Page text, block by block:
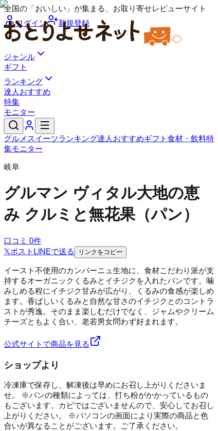
全国の「おいしい」が集まる、お取り寄せレビューサイト
ログイン
新規登録
ジャンル
ギフト
ランキング
達人おすすめ
特集
モニター
グルメ スイーツランキング達人おすすめギフト 食材・飲料特
集モニター
岐阜
グルマン ヴィタル大地の恵
み クルミと無花果（パン）
口コミ 0件
𝕏ポスト LINEで送る リンクをコピー
イースト不使用のカンパーニュ生地に、食材こだわり派が支
持するオーガニックくるみとイチジクを入れたパンです。噛
みしめる程にイチジク甘みが広がり、くるみの食感が楽しめ
ます。香ばしいくるみと自然な甘さのイチジクとのコントラ
ストが秀逸。そのまま楽しむだけでなく、ジャムやクリーム
チーズともよく合い、老若男女問わず好まれます。
公式サイトで商品を見る
ショップより
冷凍庫で保存し、解凍後は早めにお召し上がりくださいま
せ。 ※パンの種類によっては、打ち粉がかかっているもの
もございます。カビではございませんので、安心してお召し
上がりください。 ※パソコンの画面により実際の商品と色
合いが異なることがございます。ご了承ください。